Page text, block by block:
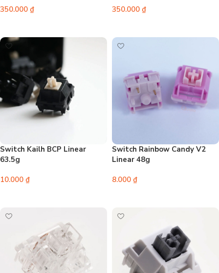
350.000 ₫ 350.000 ₫
Switch Kailh BCP Linear
63.5g
10.000 ₫
Switch Rainbow Candy V2
Linear 48g
8.000 ₫